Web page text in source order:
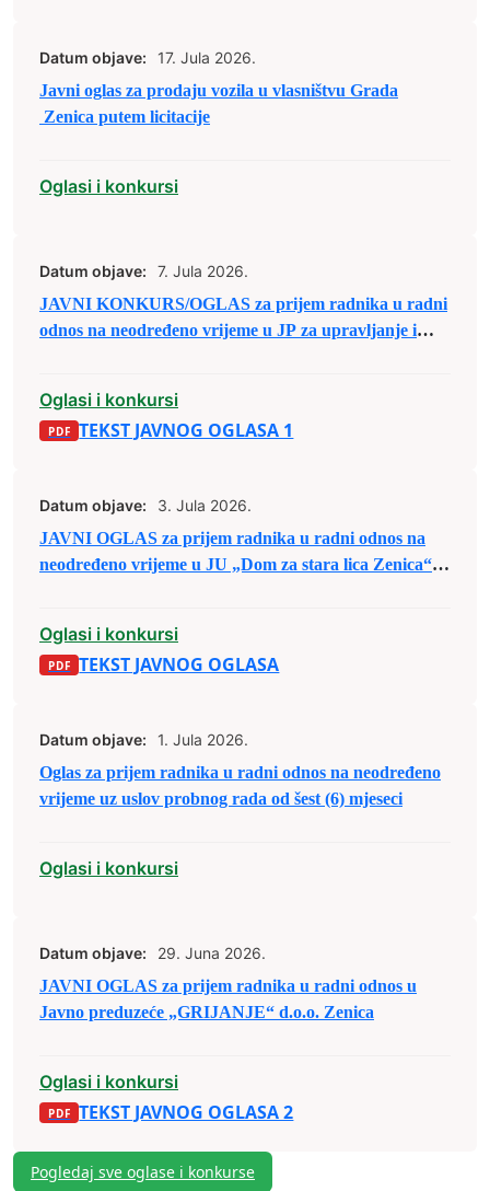
Datum objave:
17. Jula 2026.
Javni oglas za prodaju vozila u vlasništvu Grada
Zenica putem licitacije
Oglasi i konkursi
Datum objave:
7. Jula 2026.
JAVNI KONKURS/OGLAS za prijem radnika u radni
odnos na neodređeno vrijeme u JP za upravljanje i
Oglasi i konkursi
TEKST JAVNOG OGLASA 1
Datum objave:
3. Jula 2026.
JAVNI OGLAS za prijem radnika u radni odnos na
neodređeno vrijeme u JU „Dom za stara lica Zenica“
Oglasi i konkursi
TEKST JAVNOG OGLASA
Datum objave:
1. Jula 2026.
Oglas za prijem radnika u radni odnos na neodređeno
vrijeme uz uslov probnog rada od šest (6) mjeseci
Oglasi i konkursi
Datum objave:
29. Juna 2026.
JAVNI OGLAS za prijem radnika u radni odnos u
Javno preduzeće „GRIJANJE“ d.o.o. Zenica
Oglasi i konkursi
TEKST JAVNOG OGLASA 2
Pogledaj sve oglase i konkurse